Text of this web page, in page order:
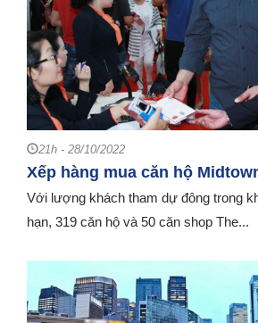
21h - 28/10/2022
Xếp hàng mua căn hộ
Với lượng khách tham dự đông trong
hạn, 319 căn hộ và 50 căn shop The...